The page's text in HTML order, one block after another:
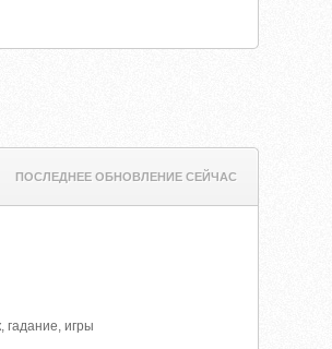
ПОСЛЕДНЕЕ ОБНОВЛЕНИЕ СЕЙЧАС
гадание, игры